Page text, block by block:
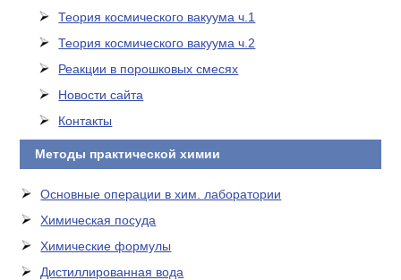
Теория космического вакуума ч.1
Теория космического вакуума ч.2
Реакции в порошковых смесях
Новости сайта
Контакты
Методы практической химии
Основные операции в хим. лаборатории
Химическая посуда
Химические формулы
Дистиллированная вода